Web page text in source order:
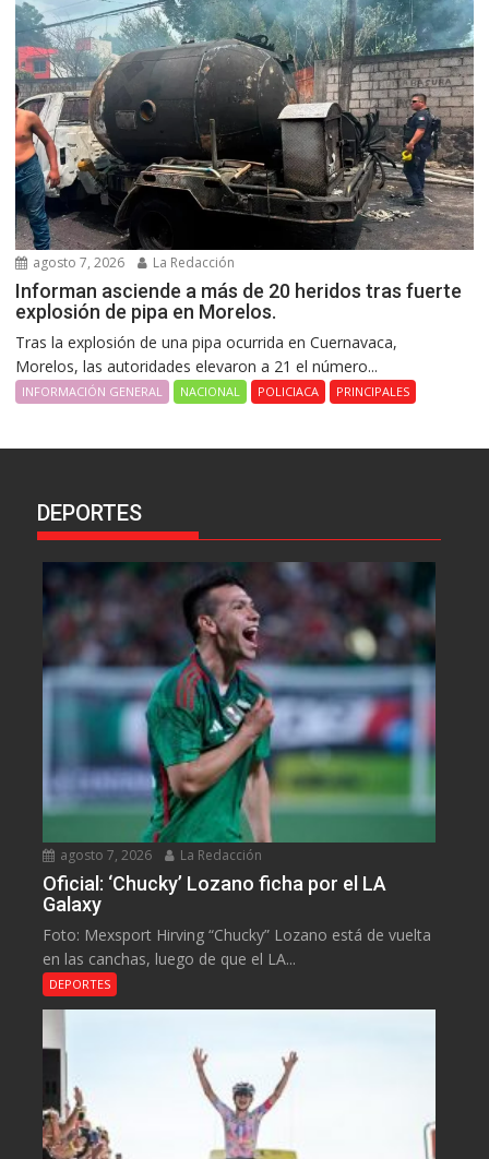
agosto 7, 2026 La Redacción
Informan asciende a más de 20 heridos tras fuerte
explosión de pipa en Morelos.
Tras la explosión de una pipa ocurrida en Cuernavaca,
Morelos, las autoridades elevaron a 21 el número...
INFORMACIÓN GENERAL NACIONAL POLICIACA PRINCIPALES
DEPORTES
agosto 7, 2026 La Redacción
Oficial: ‘Chucky’ Lozano ficha por el LA
Galaxy
Foto: Mexsport Hirving “Chucky” Lozano está de vuelta
en las canchas, luego de que el LA...
DEPORTES